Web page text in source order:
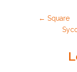
← Square